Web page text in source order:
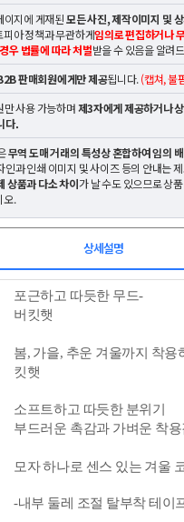
지에 게재된모든 사진, 제작이미지 및
피아 정책과 무관하게임의로 편집하거나
우 법률에 따라 처벌받을 수 있음을 알려
판매회원에게만 제공됩니다.(캡쳐, 불
사용 가능하며제3자에게 제공하거나
다.
무역 도매 거래의 특성상 혼합하여 임의
인과 인쇄 이미지 및 사이즈 등의 안내는
상품과 다소 차이가 날 수도 있으므로 상
오.
상세설명
포근하고 따듯한 무드-
버킷햇
봄, 가을, 추운 겨울까지 착용
킷햇
소프트하고 따듯한 분위기
부드러운 촉감과 가벼운 착
모자 하나로 센스 있는 겨울
-내부 둘레 조절 탈부착 테이